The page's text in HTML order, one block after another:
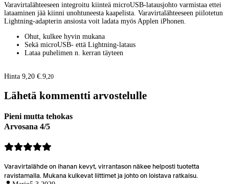
Varavirtalähteeseen integroitu kiinteä microUSB-latausjohto varmistaa ettei
lataaminen jää kiinni unohtuneesta kaapelista. Varavirtalähteeseen piilotetun
Lightning-adapterin ansiosta voit ladata myös Applen iPhonen.
Ohut, kulkee hyvin mukana
Sekä microUSB- että Lightning-lataus
Lataa puhelimen n. kerran täyteen
Hinta 9,20 €. 9,20
Lähetä kommentti arvostelulle
Pieni mutta tehokas
Arvosana 4/5
Varavirtalähde on ihanan kevyt, virrantason näkee helposti tuotetta
ravistamalla. Mukana kulkevat liittimet ja johto on loistava ratkaisu.